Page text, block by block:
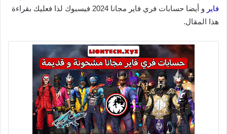
فاير
و أيضا حسابات فري فاير مجانا 2024 فيسبوك لذا فعليك بقراءة
هذا المقال.